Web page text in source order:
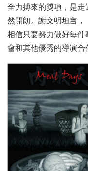
全力搏來的獎項，是
然開朗。謝文明坦言
相信只要努力做好每
會和其他優秀的導演合